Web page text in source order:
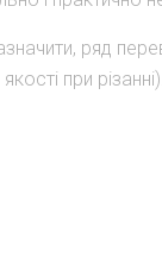
ряд
при